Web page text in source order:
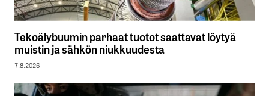
Tekoälybuumin parhaat tuotot saattavat löytyä
muistin ja sähkön niukkuudesta
7.8.2026